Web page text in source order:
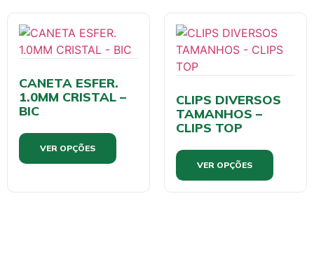
CANETA ESFER.
1.0MM CRISTAL –
BIC
VER OPÇÕES
CLIPS DIVERSOS
TAMANHOS –
CLIPS TOP
VER OPÇÕES